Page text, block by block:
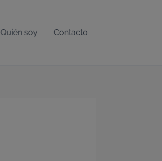
Quién soy Contacto